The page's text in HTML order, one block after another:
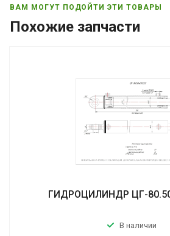
ВАМ МОГУТ ПОДОЙТИ ЭТИ ТОВАРЫ
Похожие запчасти
ГИДРОЦИЛИНДР ЦГ-
В наличии